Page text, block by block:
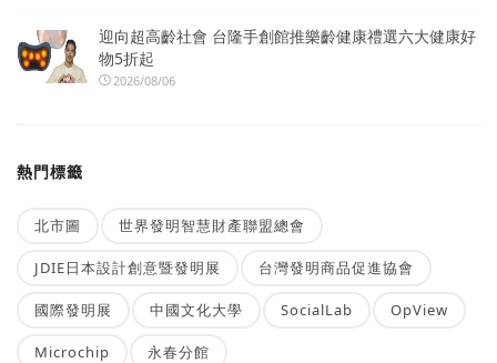
迎向超高齡社會 台隆手創館推樂齡健康禮選六大健康好
物5折起
2026/08/06
熱門標籤
北市圖 世界發明智慧財產聯盟總會
JDIE日本設計創意暨發明展 台灣發明商品促進協會
國際發明展 中國文化大學 SocialLab OpView
Microchip 永春分館